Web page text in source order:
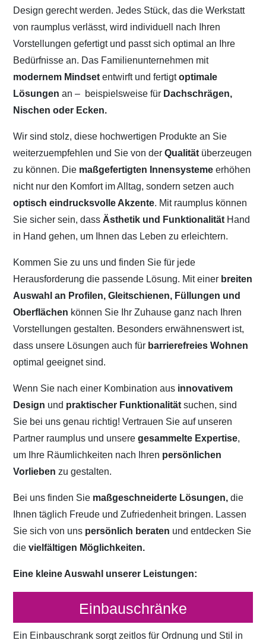
Design gerecht werden. Jedes Stück, das die Werkstatt
von raumplus verlässt, wird individuell nach Ihren
Vorstellungen gefertigt und passt sich optimal an Ihre
Bedürfnisse an. Das Familienunternehmen mit
modernem Mindset entwirft und fertigtoptimale
Lösungen an – beispielsweise für Dachschrägen,
Nischen oder Ecken.
Wir sind stolz, diese hochwertigen Produkte an Sie
weiterzuempfehlen und Sie von derQualität überzeugen
zu können. Die maßgefertigten Innensystemeerhöhen
nicht nur den Komfort im Alltag, sondern setzen auch
optisch eindrucksvolle Akzente. Mit raumplus können
Sie sicher sein, dass Ästhetik und Funktionalität Hand
in Hand gehen, um Ihnen das Leben zu erleichtern.
Kommen Sie zu uns und finden Sie für jede
Herausforderung die passende Lösung. Mit einer breiten
Auswahl an Profilen, Gleitschienen, Füllungen und
Oberflächen können Sie Ihr Zuhause ganz nach Ihren
Vorstellungen gestalten. Besonders erwähnenswert ist,
dass unsere Lösungen auch für barrierefreies Wohnen
optimal geeignet sind.
Wenn Sie nach einer Kombination aus innovativem
Design und praktischer Funktionalitätsuchen, sind
Sie bei uns genau richtig! Vertrauen Sie auf unseren
Partner raumplus und unseregesammelte Expertise,
um Ihre Räumlichkeiten nach Ihren persönlichen
Vorliebenzu gestalten.
Bei uns finden Sie maßgeschneiderte Lösungen, die
Ihnen täglich Freude und Zufriedenheit bringen. Lassen
Sie sich von uns persönlich beraten und entdecken Sie
dievielfältigen Möglichkeiten.
Eine kleine Auswahl unserer Leistungen:
Einbauschränke
Ein Einbauschrank sorgt zeitlos für Ordnung und Stil in